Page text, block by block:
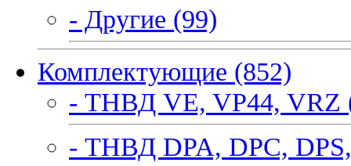
- Другие (99)
Комплектующие (852)
- ТНВД VE, VP44, VRZ
- ТНВД DPA, DPC,